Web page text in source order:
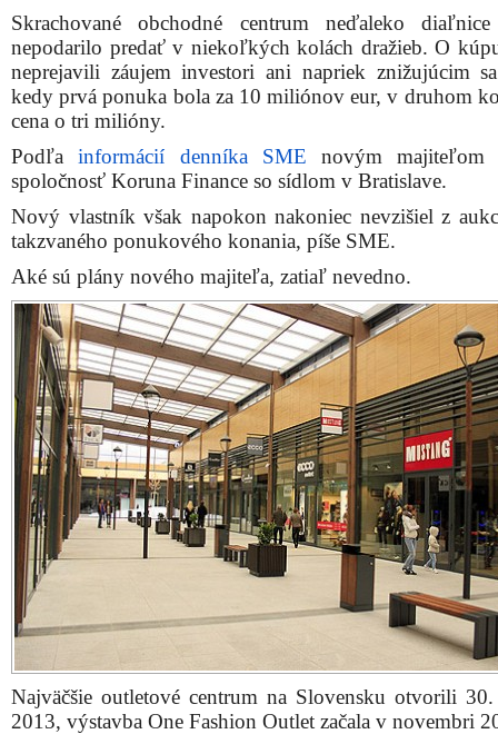
Skrachované obchodné centrum neďaleko
nepodarilo predať v niekoľkých kolách dražieb. O
neprejavili záujem investori ani napriek znižujúcim
kedy prvá ponuka bola za 10 miliónov eur, v druhom
cena o tri milióny.
Podľainformácií denníka SME novým majiteľom
spoločnosť Koruna Finance so sídlom v Bratislave.
Nový vlastník však napokon nakoniec nevzišiel z
takzvaného ponukového konania, píše SME.
Aké sú plány nového majiteľa, zatiaľ nevedno.
Najväčšie outletové centrum na Slovensku otvorili
2013, výstavba One Fashion Outlet začala v novembri